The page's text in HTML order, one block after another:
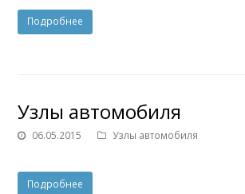
Подробнее
Узлы автомобиля
06.05.2015 Узлы автомобиля
Подробнее